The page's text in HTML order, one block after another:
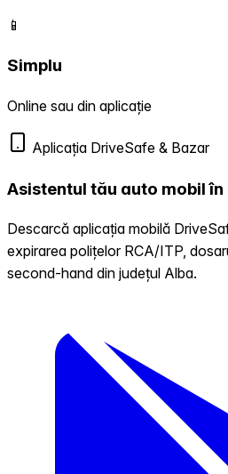
📱
Simplu
Online sau din aplicație
Aplicația DriveSafe & Bazar
Asistentul tău auto mobil
Descarcă aplicația mobilă
expirarea polițelor RCA/ITP,
second-hand din județul Alba.